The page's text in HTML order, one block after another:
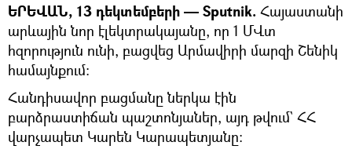
ԵՐԵՎԱՆ, 13 դեկտեմբերի — Sputnik. Հայաստանի
արևային նոր էլեկտրակայանը, որ 1 ՄՎտ
հզորություն ունի, բացվեց Արմավիրի մարզի Շենիկ
համայնքում։
Հանդիսավոր բացմանը ներկա էին
բարձրաստիճան պաշտոնյաներ, այդ թվում` ՀՀ
վարչապետ Կարեն Կարապետյանը։